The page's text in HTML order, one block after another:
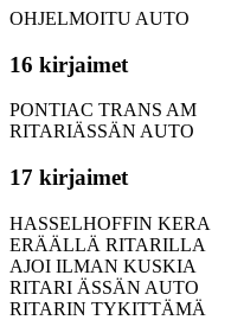
OHJELMOITU AUTO
16 kirjaimet
PONTIAC TRANS AM
RITARIÄSSÄN AUTO
17 kirjaimet
HASSELHOFFIN KERA
ERÄÄLLÄ RITARILLA
AJOI ILMAN KUSKIA
RITARI ÄSSÄN AUTO
RITARIN TYKITTÄMÄ